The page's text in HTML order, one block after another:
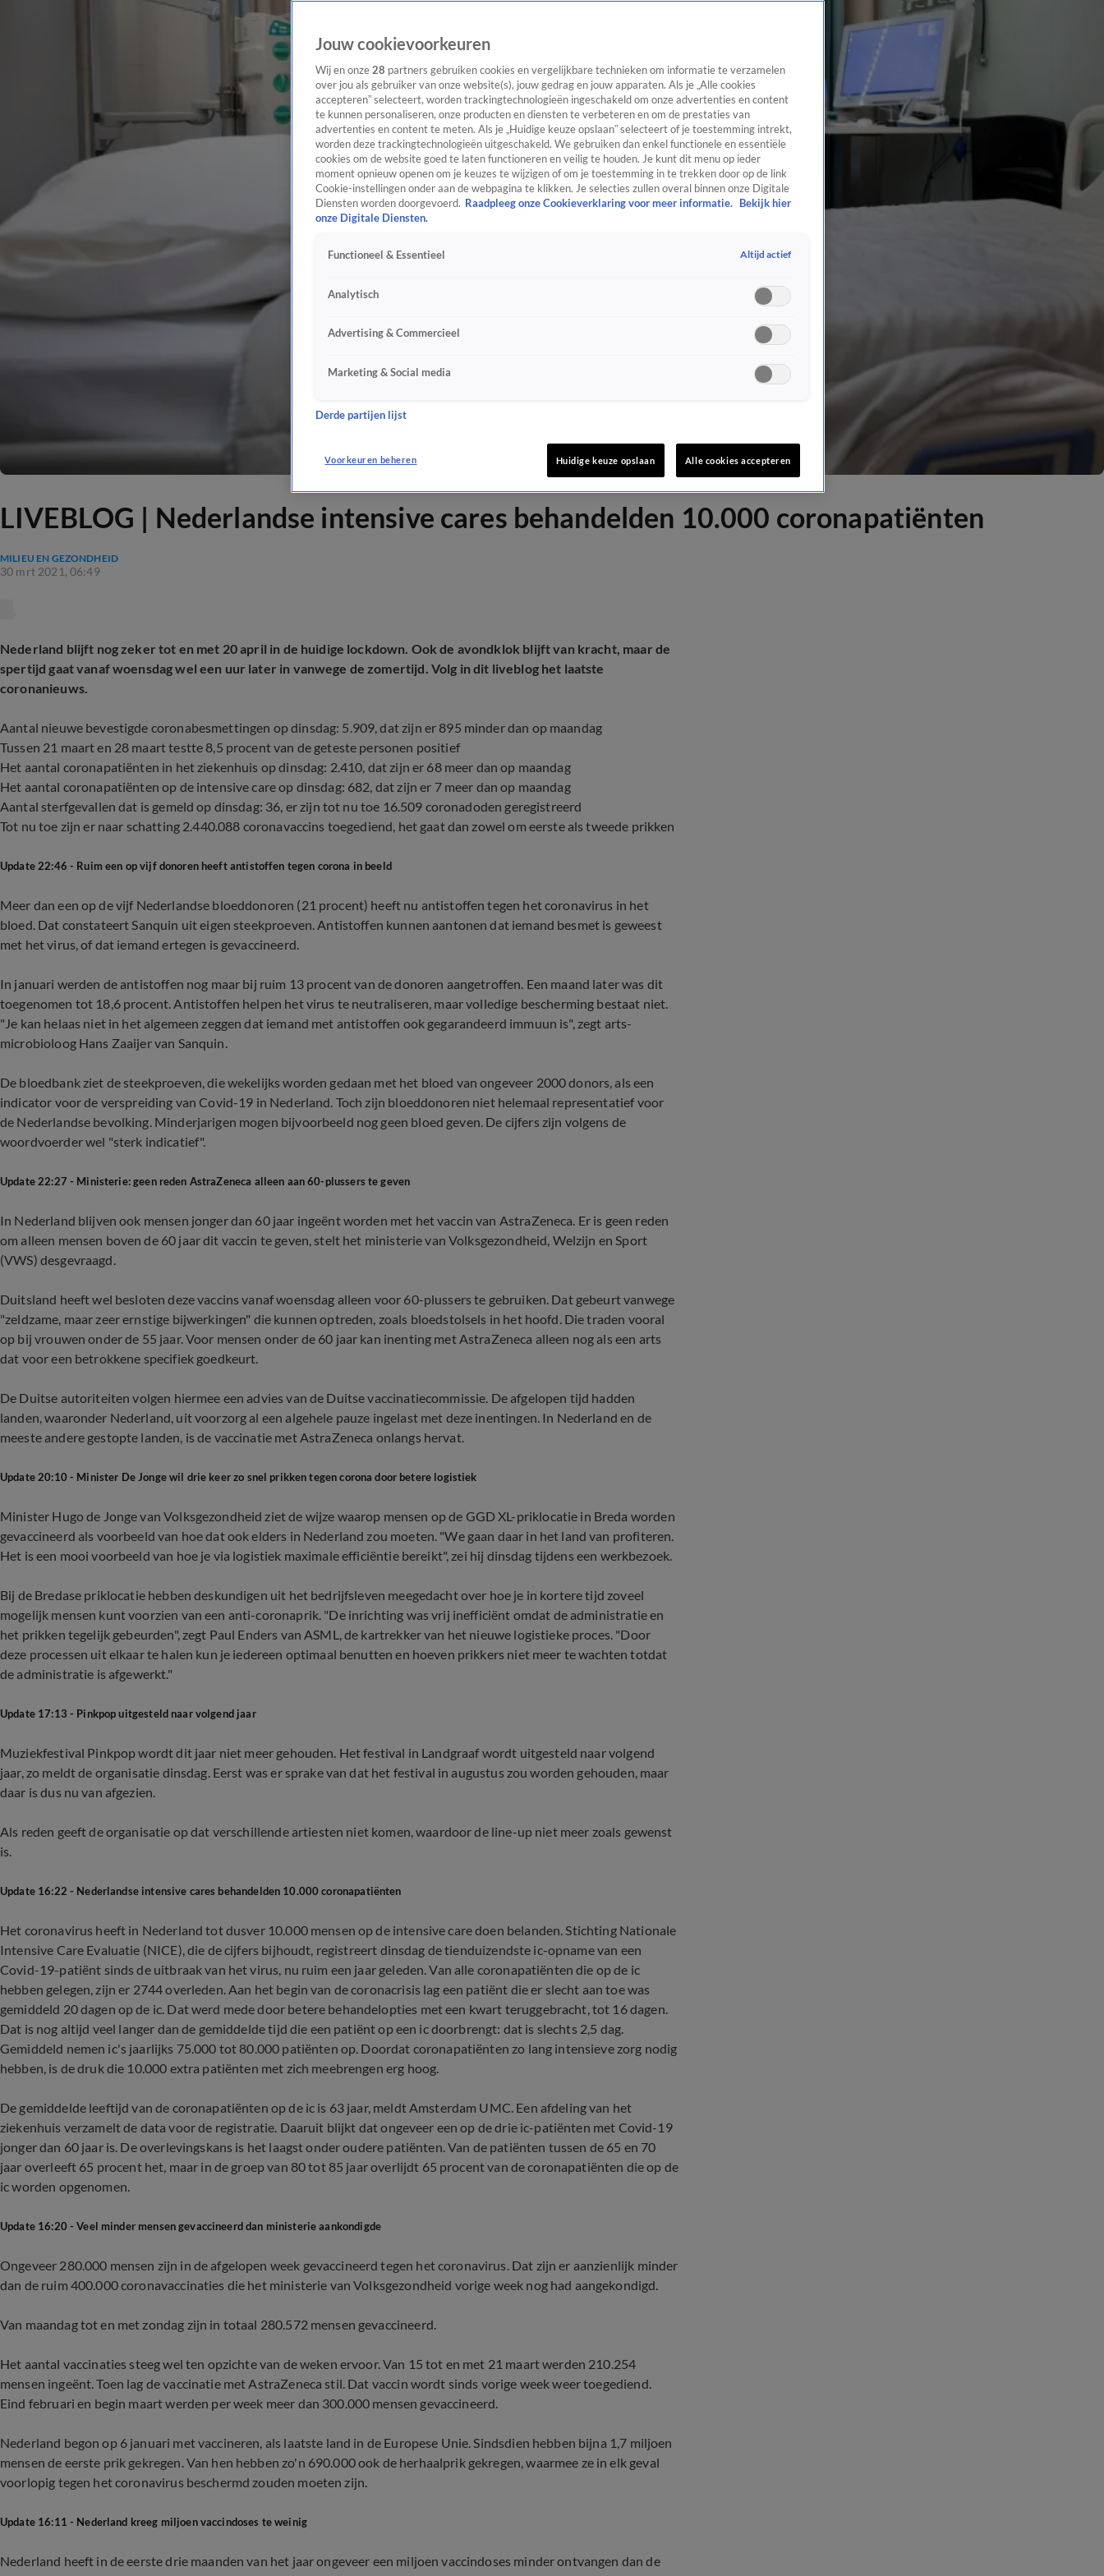
LIVEBLOG | Nederlandse intensive cares behandelden 10.000 coronapatiënten
MILIEU EN GEZONDHEID
30 mrt 2021, 06:49
Nederland blijft nog zeker tot en met 20 april in de huidige lockdown. Ook de avondklok blijft van kracht, maar de
spertijd gaat vanaf woensdag wel een uur later in vanwege de zomertijd. Volg in dit liveblog het laatste
coronanieuws.
Aantal nieuwe bevestigde coronabesmettingen op dinsdag: 5.909, dat zijn er 895 minder dan op maandag
Tussen 21 maart en 28 maart testte 8,5 procent van de geteste personen positief
Het aantal coronapatiënten in het ziekenhuis op dinsdag: 2.410, dat zijn er 68 meer dan op maandag
Het aantal coronapatiënten op de intensive care op dinsdag: 682, dat zijn er 7 meer dan op maandag
Aantal sterfgevallen dat is gemeld op dinsdag: 36, er zijn tot nu toe 16.509 coronadoden geregistreerd
Tot nu toe zijn er naar schatting 2.440.088 coronavaccins toegediend, het gaat dan zowel om eerste als tweede prikken
Update 22:46 - Ruim een op vijf donoren heeft antistoffen tegen corona in beeld
Meer dan een op de vijf Nederlandse bloeddonoren (21 procent) heeft nu antistoffen tegen het coronavirus in het
bloed. Dat constateert Sanquin uit eigen steekproeven. Antistoffen kunnen aantonen dat iemand besmet is geweest
met het virus, of dat iemand ertegen is gevaccineerd.
In januari werden de antistoffen nog maar bij ruim 13 procent van de donoren aangetroffen. Een maand later was dit
toegenomen tot 18,6 procent. Antistoffen helpen het virus te neutraliseren, maar volledige bescherming bestaat niet.
"Je kan helaas niet in het algemeen zeggen dat iemand met antistoffen ook gegarandeerd immuun is", zegt arts-
microbioloog Hans Zaaijer van Sanquin.
De bloedbank ziet de steekproeven, die wekelijks worden gedaan met het bloed van ongeveer 2000 donors, als een
indicator voor de verspreiding van Covid-19 in Nederland. Toch zijn bloeddonoren niet helemaal representatief voor
de Nederlandse bevolking. Minderjarigen mogen bijvoorbeeld nog geen bloed geven. De cijfers zijn volgens de
woordvoerder wel "sterk indicatief".
Update 22:27 - Ministerie: geen reden AstraZeneca alleen aan 60-plussers te geven
In Nederland blijven ook mensen jonger dan 60 jaar ingeënt worden met het vaccin van AstraZeneca. Er is geen reden
om alleen mensen boven de 60 jaar dit vaccin te geven, stelt het ministerie van Volksgezondheid, Welzijn en Sport
(VWS) desgevraagd.
Duitsland heeft wel besloten deze vaccins vanaf woensdag alleen voor 60-plussers te gebruiken. Dat gebeurt vanwege
"zeldzame, maar zeer ernstige bijwerkingen" die kunnen optreden, zoals bloedstolsels in het hoofd. Die traden vooral
op bij vrouwen onder de 55 jaar. Voor mensen onder de 60 jaar kan inenting met AstraZeneca alleen nog als een arts
dat voor een betrokkene specifiek goedkeurt.
De Duitse autoriteiten volgen hiermee een advies van de Duitse vaccinatiecommissie. De afgelopen tijd hadden
landen, waaronder Nederland, uit voorzorg al een algehele pauze ingelast met deze inentingen. In Nederland en de
meeste andere gestopte landen, is de vaccinatie met AstraZeneca onlangs hervat.
Update 20:10 - Minister De Jonge wil drie keer zo snel prikken tegen corona door betere logistiek
Minister Hugo de Jonge van Volksgezondheid ziet de wijze waarop mensen op de GGD XL-priklocatie in Breda worden
gevaccineerd als voorbeeld van hoe dat ook elders in Nederland zou moeten. "We gaan daar in het land van profiteren.
Het is een mooi voorbeeld van hoe je via logistiek maximale efficiëntie bereikt", zei hij dinsdag tijdens een werkbezoek.
Bij de Bredase priklocatie hebben deskundigen uit het bedrijfsleven meegedacht over hoe je in kortere tijd zoveel
mogelijk mensen kunt voorzien van een anti-coronaprik. "De inrichting was vrij inefficiënt omdat de administratie en
het prikken tegelijk gebeurden", zegt Paul Enders van ASML, de kartrekker van het nieuwe logistieke proces. "Door
deze processen uit elkaar te halen kun je iedereen optimaal benutten en hoeven prikkers niet meer te wachten totdat
de administratie is afgewerkt."
Update 17:13 - Pinkpop uitgesteld naar volgend jaar
Muziekfestival Pinkpop wordt dit jaar niet meer gehouden. Het festival in Landgraaf wordt uitgesteld naar volgend
jaar, zo meldt de organisatie dinsdag. Eerst was er sprake van dat het festival in augustus zou worden gehouden, maar
daar is dus nu van afgezien.
Als reden geeft de organisatie op dat verschillende artiesten niet komen, waardoor de line-up niet meer zoals gewenst
is.
Update 16:22 - Nederlandse intensive cares behandelden 10.000 coronapatiënten
Het coronavirus heeft in Nederland tot dusver 10.000 mensen op de intensive care doen belanden. Stichting Nationale
Intensive Care Evaluatie (NICE), die de cijfers bijhoudt, registreert dinsdag de tienduizendste ic-opname van een
Covid-19-patiënt sinds de uitbraak van het virus, nu ruim een jaar geleden. Van alle coronapatiënten die op de ic
hebben gelegen, zijn er 2744 overleden. Aan het begin van de coronacrisis lag een patiënt die er slecht aan toe was
gemiddeld 20 dagen op de ic. Dat werd mede door betere behandelopties met een kwart teruggebracht, tot 16 dagen.
Dat is nog altijd veel langer dan de gemiddelde tijd die een patiënt op een ic doorbrengt: dat is slechts 2,5 dag.
Gemiddeld nemen ic's jaarlijks 75.000 tot 80.000 patiënten op. Doordat coronapatiënten zo lang intensieve zorg nodig
hebben, is de druk die 10.000 extra patiënten met zich meebrengen erg hoog.
De gemiddelde leeftijd van de coronapatiënten op de ic is 63 jaar, meldt Amsterdam UMC. Een afdeling van het
ziekenhuis verzamelt de data voor de registratie. Daaruit blijkt dat ongeveer een op de drie ic-patiënten met Covid-19
jonger dan 60 jaar is. De overlevingskans is het laagst onder oudere patiënten. Van de patiënten tussen de 65 en 70
jaar overleeft 65 procent het, maar in de groep van 80 tot 85 jaar overlijdt 65 procent van de coronapatiënten die op de
ic worden opgenomen.
Update 16:20 - Veel minder mensen gevaccineerd dan ministerie aankondigde
Ongeveer 280.000 mensen zijn in de afgelopen week gevaccineerd tegen het coronavirus. Dat zijn er aanzienlijk minder
dan de ruim 400.000 coronavaccinaties die het ministerie van Volksgezondheid vorige week nog had aangekondigd.
Van maandag tot en met zondag zijn in totaal 280.572 mensen gevaccineerd.
Het aantal vaccinaties steeg wel ten opzichte van de weken ervoor. Van 15 tot en met 21 maart werden 210.254
mensen ingeënt. Toen lag de vaccinatie met AstraZeneca stil. Dat vaccin wordt sinds vorige week weer toegediend.
Eind februari en begin maart werden per week meer dan 300.000 mensen gevaccineerd.
Nederland begon op 6 januari met vaccineren, als laatste land in de Europese Unie. Sindsdien hebben bijna 1,7 miljoen
mensen de eerste prik gekregen. Van hen hebben zo'n 690.000 ook de herhaalprik gekregen, waarmee ze in elk geval
voorlopig tegen het coronavirus beschermd zouden moeten zijn.
Update 16:11 - Nederland kreeg miljoen vaccindoses te weinig
Nederland heeft in de eerste drie maanden van het jaar ongeveer een miljoen vaccindoses minder ontvangen dan de
Jouw cookievoorkeuren
Wij en onze 28 partners gebruiken cookies en vergelijkbare technieken om informatie te verzamelen
over jou als gebruiker van onze website(s), jouw gedrag en jouw apparaten. Als je „Alle cookies
accepteren” selecteert, worden trackingtechnologieën ingeschakeld om onze advertenties en content
te kunnen personaliseren, onze producten en diensten te verbeteren en om de prestaties van
advertenties en content te meten. Als je „Huidige keuze opslaan” selecteert of je toestemming intrekt,
worden deze trackingtechnologieën uitgeschakeld. We gebruiken dan enkel functionele en essentiële
cookies om de website goed te laten functioneren en veilig te houden. Je kunt dit menu op ieder
moment opnieuw openen om je keuzes te wijzigen of om je toestemming in te trekken door op de link
Cookie-instellingen onder aan de webpagina te klikken. Je selecties zullen overal binnen onze Digitale
Diensten worden doorgevoerd. Raadpleeg onze Cookieverklaring voor meer informatie.
Bekijk hier
onze Digitale Diensten.
Functioneel & Essentieel Altijd actief
Analytisch
Advertising & Commercieel
Marketing & Social media
Derde partijen lijst
Voorkeuren beheren Huidige keuze opslaan Alle cookies accepteren